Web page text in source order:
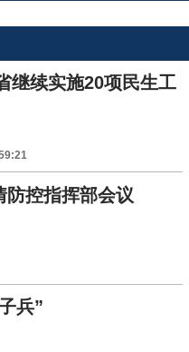
继续实施20项民生工
防控指挥部会议
兵”